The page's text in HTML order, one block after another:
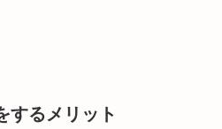
するメリット